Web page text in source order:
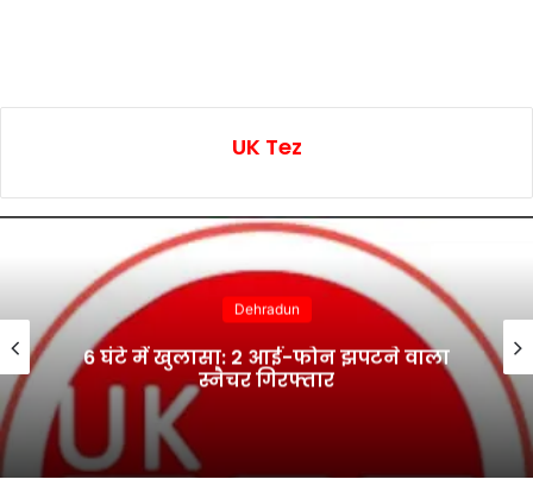
UK Tez
Dehradun
6 घंटे में खुलासा: 2 आई-फोन झपटने वाला
स्नैचर गिरफ्तार